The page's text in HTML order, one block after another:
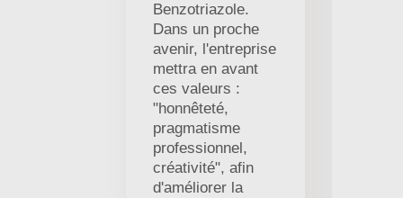
Benzotriazole.
Dans un proche
avenir, l'entreprise
mettra en avant
ces valeurs :
"honnêteté,
pragmatisme
professionnel,
créativité", afin
d'améliorer la